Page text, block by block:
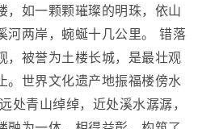
，如一颗颗璀璨的明珠，依山
河两岸，蜿蜒十几公里。 错落
，被誉为土楼长城，是最壮观
。世界文化遗产地振福楼傍水
处青山绰绰，近处溪水潺潺，